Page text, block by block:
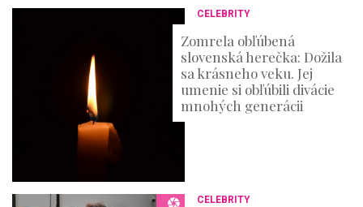
CELEBRITY
Zomrela obľúbená
slovenská herečka: Dožila
sa krásneho veku. Jej
umenie si obľúbili divácie
mnohých generácii
CELEBRITY